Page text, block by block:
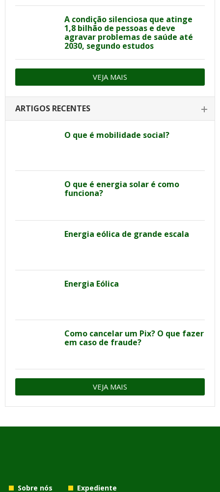
A condição silenciosa que atinge
1,8 bilhão de pessoas e deve
agravar problemas de saúde até
2030, segundo estudos
VEJA MAIS
ARTIGOS RECENTES
O que é mobilidade social?
O que é energia solar é como
funciona?
Energia eólica de grande escala
Energia Eólica
Como cancelar um Pix? O que fazer
em caso de fraude?
VEJA MAIS
Sobre nós Expediente